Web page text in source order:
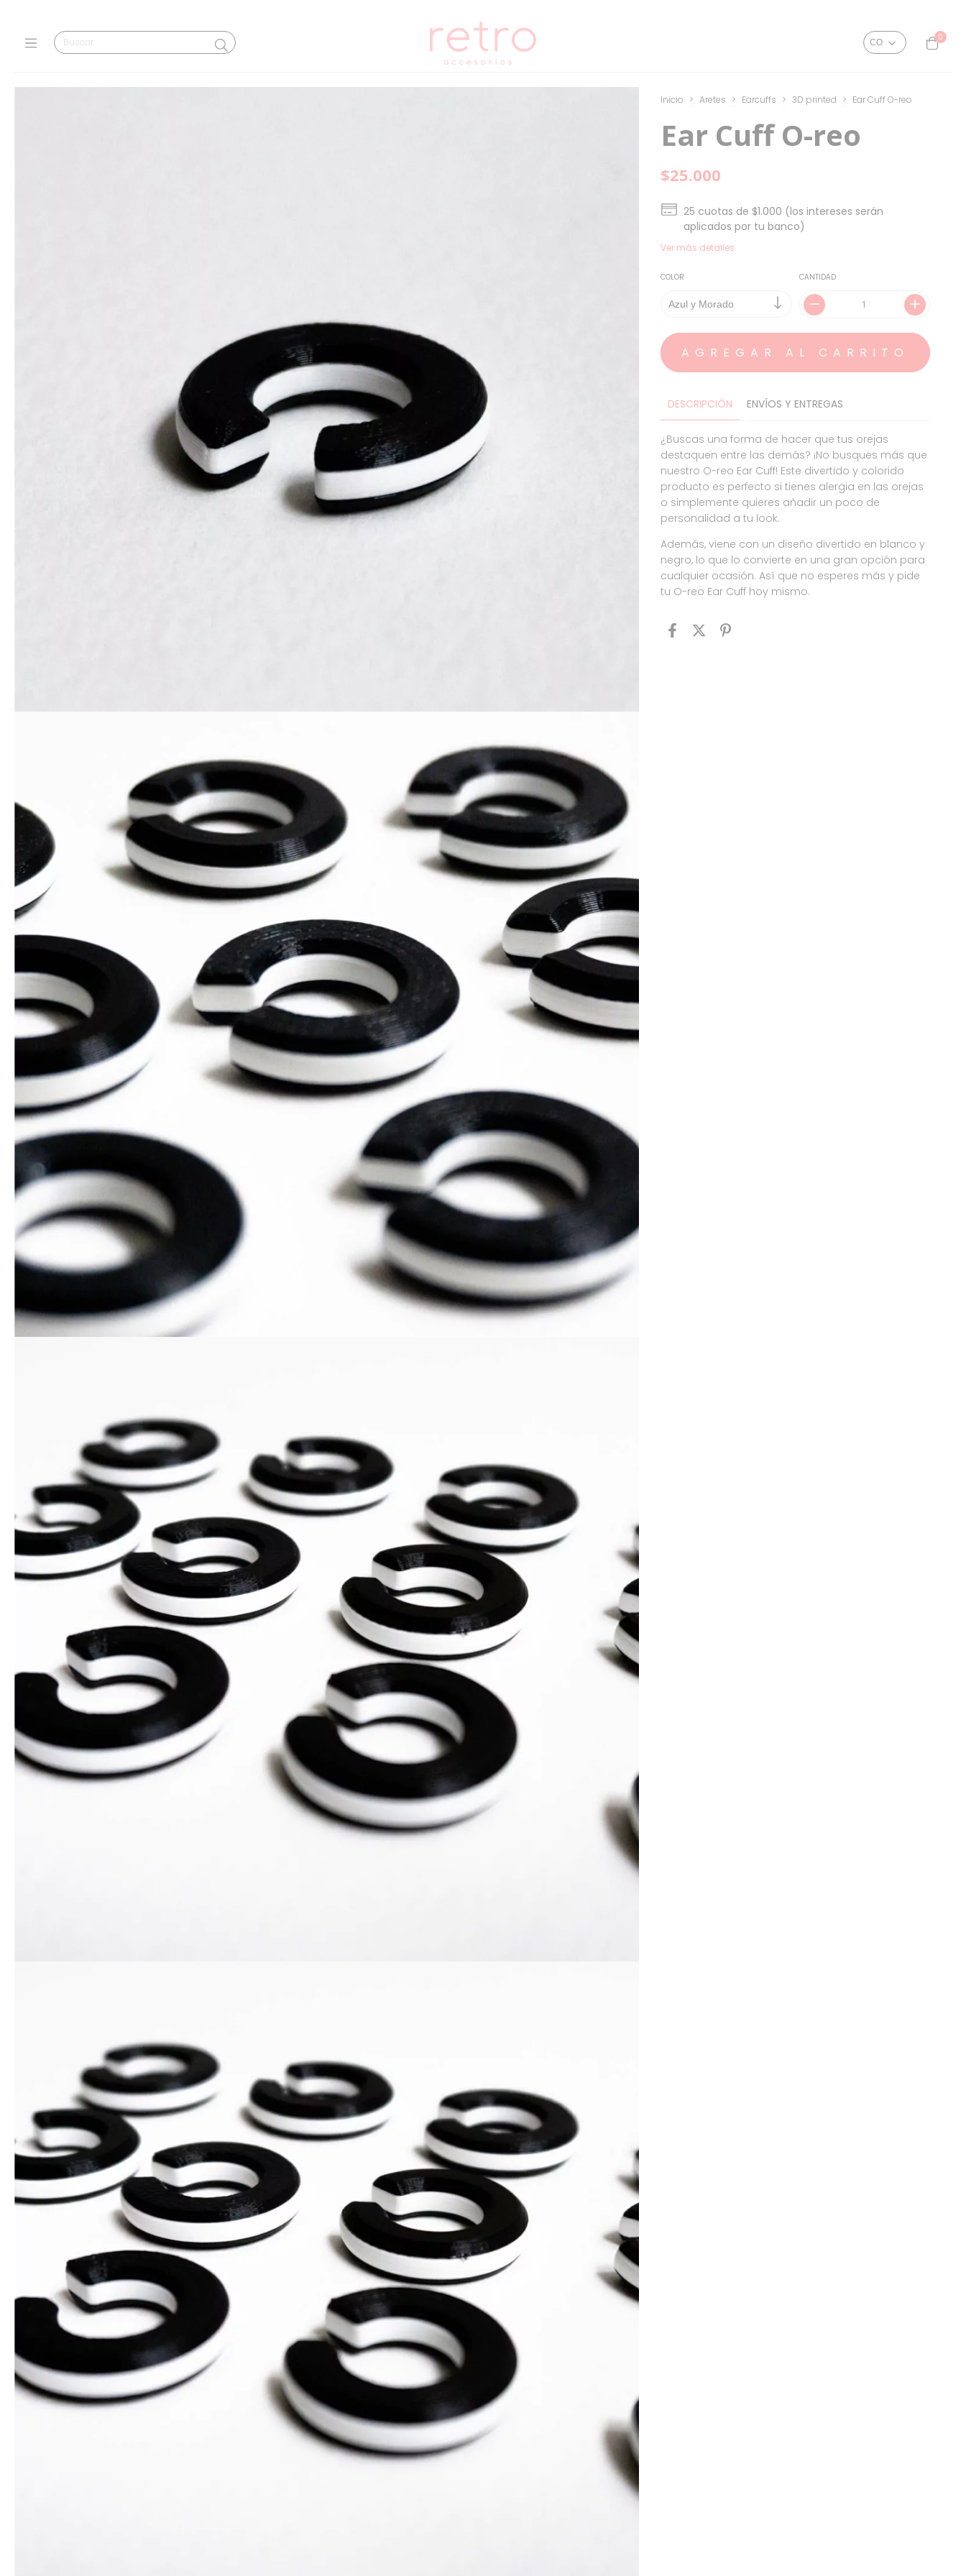
0
Inicio > Aretes > Earcuffs > 3D printed > Ear Cuff O-reo
Ear Cuff O-reo
$25.000
25 cuotas de $1.000 (los intereses serán
aplicados por tu banco)
Ver más detalles
COLOR CANTIDAD
DESCRIPCIÓN ENVÍOS Y ENTREGAS
¿Buscas una forma de hacer que tus orejas
destaquen entre las demás? ¡No busques más que
nuestro O-reo Ear Cuff! Este divertido y colorido
producto es perfecto si tienes alergia en las orejas
o simplemente quieres añadir un poco de
personalidad a tu look.
Además, viene con un diseño divertido en blanco y
negro, lo que lo convierte en una gran opción para
cualquier ocasión. Así que no esperes más y pide
tu O-reo Ear Cuff hoy mismo.